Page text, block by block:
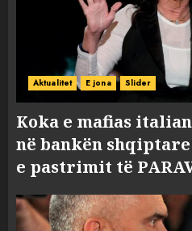
Aktualitet E jona Slider
Koka e mafias
në bankën
e pastrimit të